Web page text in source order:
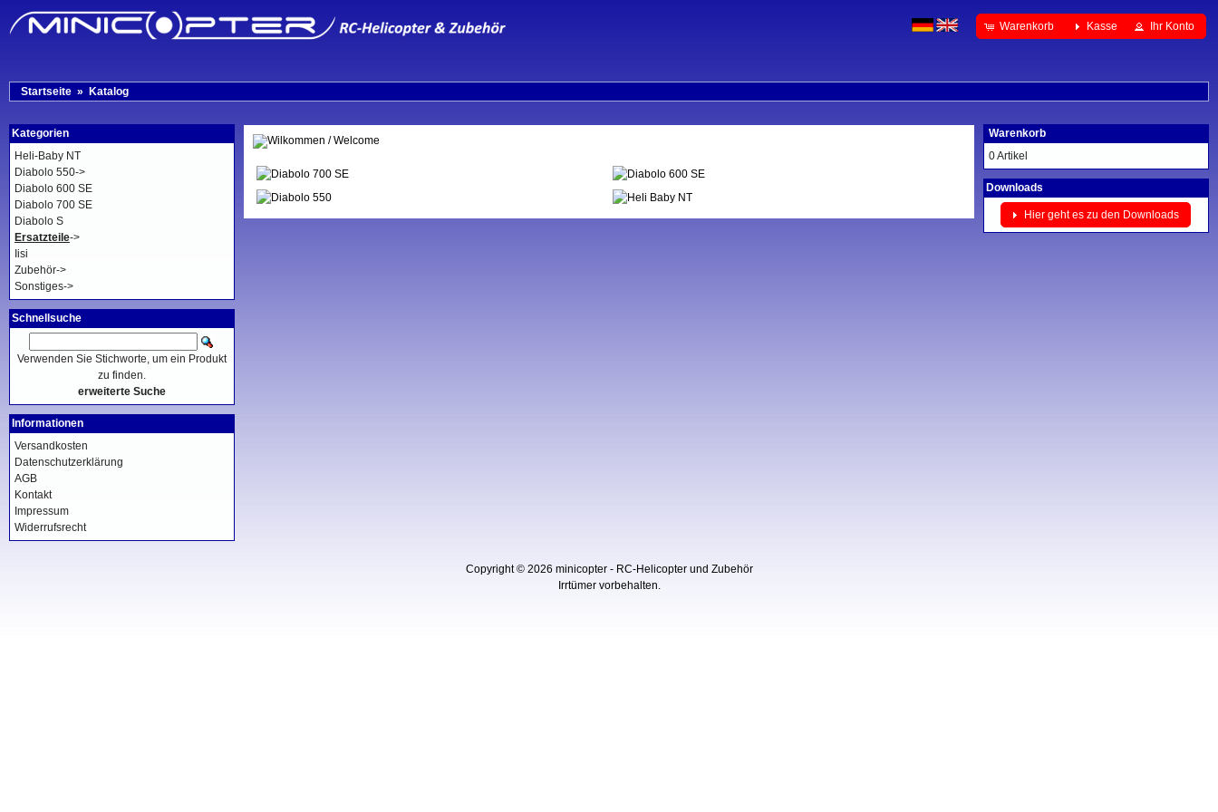
Warenkorb Kasse Ihr Konto
Startseite » Katalog
Kategorien
Heli-Baby NT
Diabolo 550->
Diabolo 600 SE
Diabolo 700 SE
Diabolo S
Ersatzteile->
Iisi
Zubehör->
Sonstiges->
Schnellsuche
Verwenden Sie Stichworte, um ein Produkt
zu finden.
erweiterte Suche
Informationen
Versandkosten
Datenschutzerklärung
AGB
Kontakt
Impressum
Widerrufsrecht
Warenkorb
0 Artikel
Downloads
Hier geht es zu den Downloads
Copyright © 2026 minicopter - RC-Helicopter und Zubehör
Irrtümer vorbehalten.